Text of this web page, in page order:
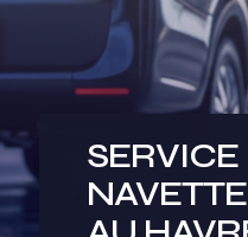
SERVICE
NAVETTE